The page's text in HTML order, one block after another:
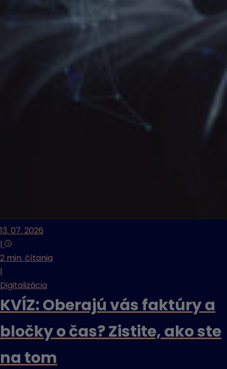
13. 07. 2026
|
2 min. čítania
|
Digitalizácia
KVÍZ: Oberajú vás faktúry a
bločky o čas? Zistite, ako ste
na tom